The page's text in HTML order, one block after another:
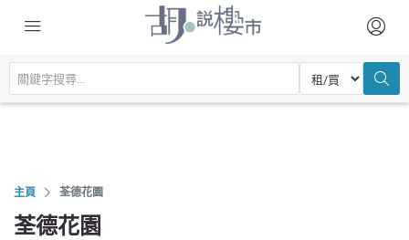
主頁 荃德花園
荃德花園